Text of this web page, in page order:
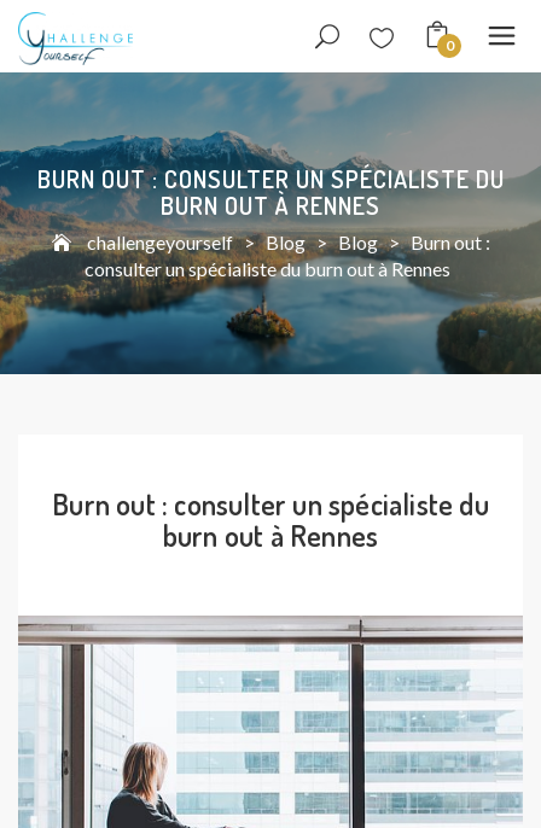
0
BURN OUT : CONSULTER UN SPÉCIALISTE DU
BURN OUT À RENNES
challengeyourself > Blog > Blog > Burn out :
consulter un spécialiste du burn out à Rennes
Burn out : consulter un spécialiste du
burn out à Rennes